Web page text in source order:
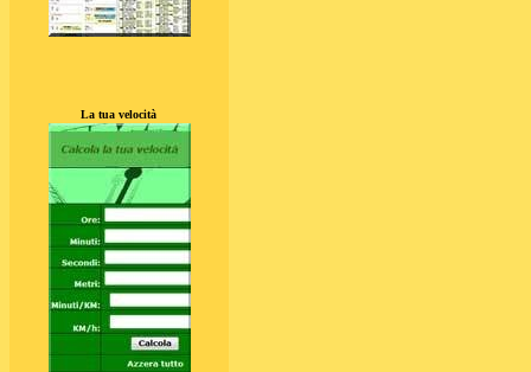
La tua velocità